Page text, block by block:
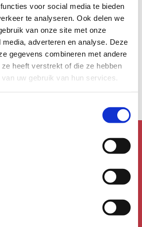
voor social media te bieden
te analyseren. Ook delen we
van onze site met onze
adverteren en analyse. Deze
gegevens combineren met andere
heeft verstrekt of die ze hebben
uw gebruik van hun services.
je in voor de